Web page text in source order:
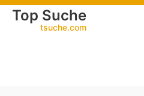
Top Suche
tsuche.com